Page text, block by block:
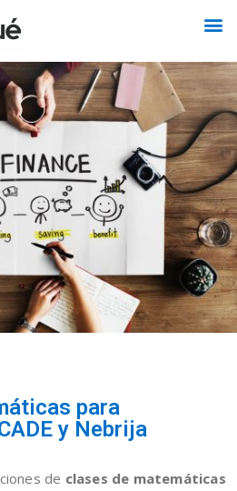
para
y Nebrija
de clases de matemáticas